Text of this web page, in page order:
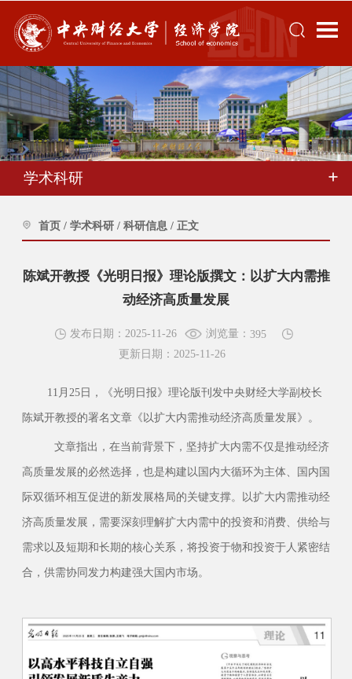
学术科研
首页 / 学术科研 / 科研信息 / 正文
陈斌开教授《光明日报》理论版撰文：以扩大内需推
动经济高质量发展
发布日期：2025-11-26 浏览量： 395
更新日期：2025-11-26
11月25日，《光明日报》理论版刊发中央财经大学副校长
陈斌开教授的署名文章《以扩大内需推动经济高质量发展》。
文章指出，在当前背景下，坚持扩大内需不仅是推动经济
高质量发展的必然选择，也是构建以国内大循环为主体、国内国
际双循环相互促进的新发展格局的关键支撑。以扩大内需推动经
济高质量发展，需要深刻理解扩大内需中的投资和消费、供给与
需求以及短期和长期的核心关系，将投资于物和投资于人紧密结
合，供需协同发力构建强大国内市场。